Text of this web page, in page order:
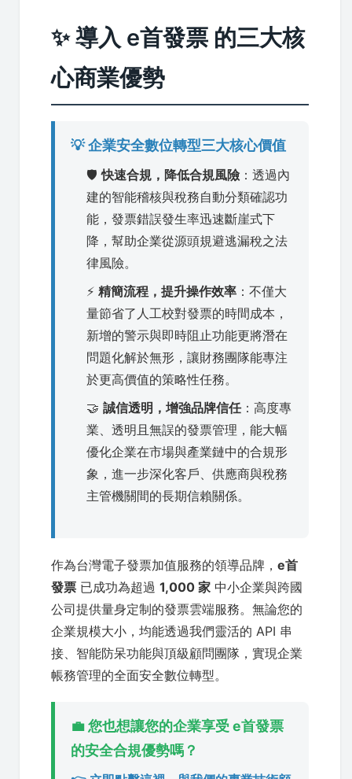
✨ 導入 e首發票 的三大核
心商業優勢
💡 企業安全數位轉型三大核心價值
🛡️快速合規，降低合規風險 ：透過內
建的智能稽核與稅務自動分類確認功
能，發票錯誤發生率迅速斷崖式下
降，幫助企業從源頭規避逃漏稅之法
律風險。
⚡ 精簡流程，提升操作效率 ：不僅大
量節省了人工校對發票的時間成本，
新增的警示與即時阻止功能更將潛在
問題化解於無形，讓財務團隊能專注
於更高價值的策略性任務。
🤝 誠信透明，增強品牌信任：高度專
業、透明且無誤的發票管理，能大幅
優化企業在市場與產業鏈中的合規形
象，進一步深化客戶、供應商與稅務
主管機關間的長期信賴關係。
作為台灣電子發票加值服務的領導品牌， e首
發票 已成功為超過 1,000 家 中小企業與跨國
公司提供量身定制的發票雲端服務。無論您的
企業規模大小，均能透過我們靈活的 API 串
接、智能防呆功能與頂級顧問團隊，實現企業
帳務管理的全面安全數位轉型。
💼 您也想讓您的企業享受 e首發票
的安全合規優勢嗎？